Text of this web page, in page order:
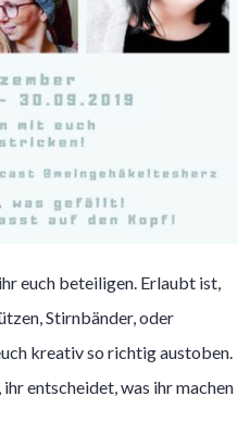
euch beteiligen. Erlaubt ist,
Stirnbänder, oder
kreativ so richtig austoben.
entscheidet, was ihr machen